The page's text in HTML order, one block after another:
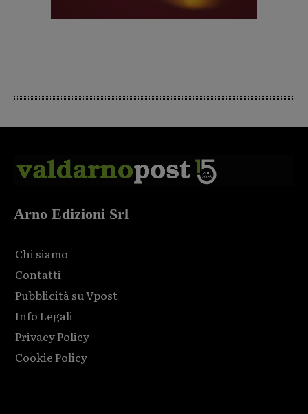
Arno Edizioni Srl
Chi siamo
Contatti
Pubblicità su Vpost
Info Legali
Privacy Policy
Cookie Policy